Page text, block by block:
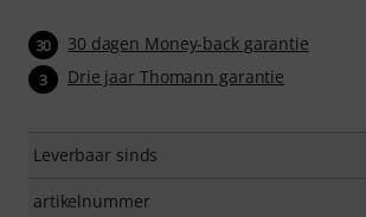
30 30 dagen Money-back garantie
3 Drie jaar Thomann garantie
Leverbaar sinds
artikelnummer